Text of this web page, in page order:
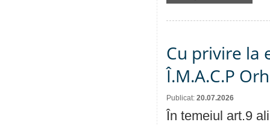
Cu privire la
Î.M.A.C.P
Publicat: 20.07.2026
În temeiul art.9